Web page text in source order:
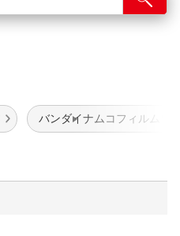
バンダイナムコフィルムワ